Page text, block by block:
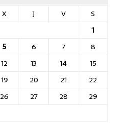
X J V
S
1
5 6 7
8
12 13 14
15
19 20 21
22
26 27 28
29